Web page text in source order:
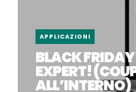
APPLICAZIONI
BLACK FRIDAY
EXPERT!
ALL’INTERNO)